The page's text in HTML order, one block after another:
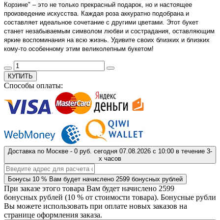
Корзине" – это не только прекрасный подарок, но и настоящее
произведение искусства. Каждая роза аккуратно подобрана и
составляет идеальное сочетание с другими цветами. Этот букет
станет незабываемым символом любви и сострадания, оставляющим
яркие воспоминания на всю жизнь. Удивите своих близких и близких
кому-то особенному этим великолепным букетом!
КУПИТЬ
Способы оплаты:
Доставка по Москве - 0 руб. сегодня 07.08.2026 с 10:00 в течение 3-
х часов
Бонусы 10 % Вам будет начислено 2599 бонусных рублей
При заказе этого товара Вам будет начислено 2599
бонусных рублей (10 % от стоимости товара). Бонусные рубли
Вы можете использовать при оплате новых заказов на
странице оформления заказа.